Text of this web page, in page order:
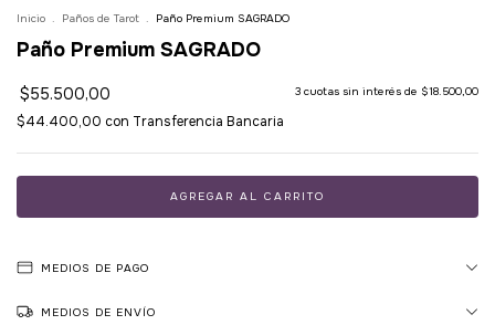
Inicio . Paños de Tarot . Paño Premium SAGRADO
Paño Premium SAGRADO
$55.500,00 3 cuotas sin interés de $18.500,00
$44.400,00 con Transferencia Bancaria
MEDIOS DE PAGO
MEDIOS DE ENVÍO